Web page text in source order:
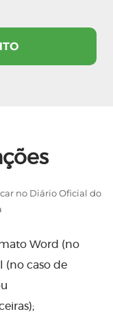
no Diário Oficial do
Word (no
(no caso de